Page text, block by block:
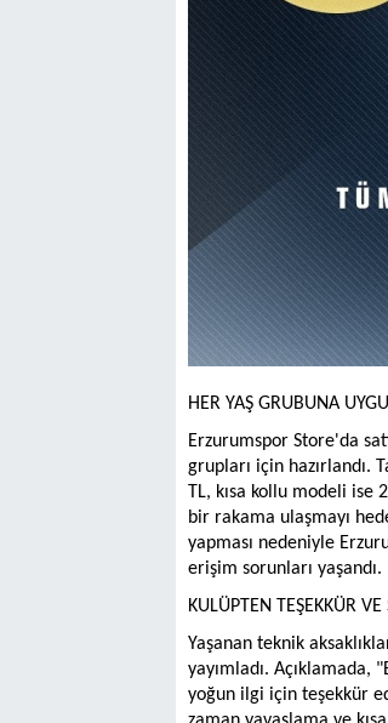
HER YAŞ GRUBUNA
Erzurumspor Store'da
grupları için hazırlandı.
TL, kısa kollu modeli ise
bir rakama ulaşmayı
yapması nedeniyle
erişim sorunları yaşandı.
KULÜPTEN TEŞEKKÜR VE
Yaşanan teknik
yayımladı. Açıklamada,
yoğun ilgi için teşekkür